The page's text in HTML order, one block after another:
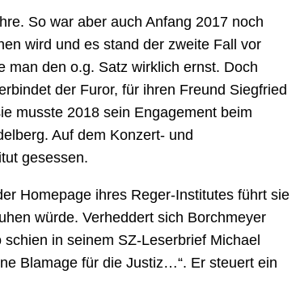
So war aber auch Anfang 2017 noch
wird und es stand der zweite Fall vor
man den o.g. Satz wirklich ernst. Doch
der Furor, für ihren Freund Siegfried
musste 2018 sein Engagement beim
Auf dem Konzert- und
gesessen.
Homepage ihres Reger-Institutes führt sie
würde. Verheddert sich Borchmeyer
in seinem SZ-Leserbrief Michael
Blamage für die Justiz…“. Er steuert ein